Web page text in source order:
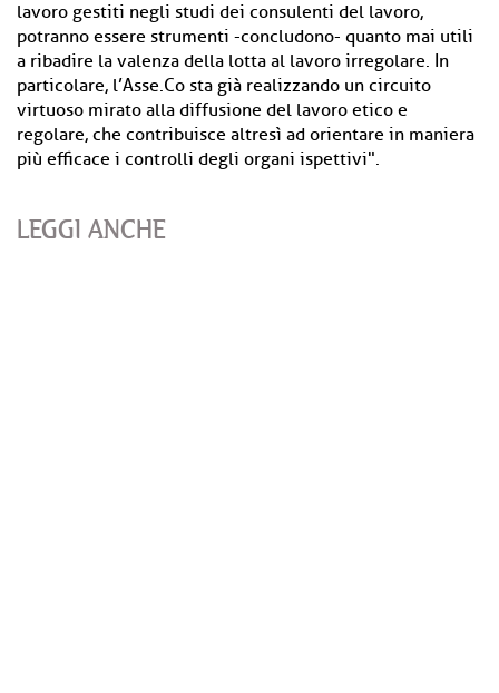
lavoro gestiti negli studi dei consulenti del lavoro,
potranno essere strumenti -concludono- quanto mai utili
a ribadire la valenza della lotta al lavoro irregolare. In
particolare, l’Asse.Co sta già realizzando un circuito
virtuoso mirato alla diffusione del lavoro etico e
regolare, che contribuisce altresì ad orientare in maniera
più efficace i controlli degli organi ispettivi".
LEGGI ANCHE